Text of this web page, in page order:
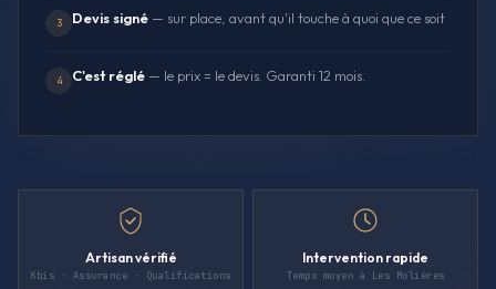
3 Devis signé — sur place, avant qu'il touche à quoi que ce soit
4 C'est réglé — le prix = le devis. Garanti 12 mois.
Artisan vérifié
Kbis · Assurance · Qualifications
Intervention rapide
Temps moyen à Les Molières